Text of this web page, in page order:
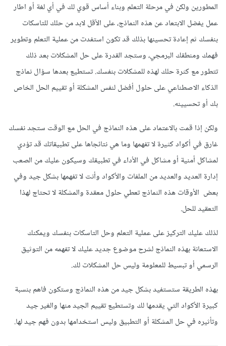
المطورين ولكن في مرحلة التعلم وبناء أساس قوي لك في أي لغة أو اطار
عمل يفضل الابتعاد عن هذه النماذج، على الأقل لابد من حلك للتاسكات
بنفسك ثم إعادة تحسينها بذلك قد تكون استفدت من عملية التعلم وتطوير
فهمك ومنطقك البرمجي، وستجد القدرة على حل المشكلات بعد ذلك
تتطور مع كثرة حلك لهذه للمشكلات بنفسك. تستطيع بعدها سؤال نماذج
الذكاء الاصطناعي على حلول أفضل لنفس المشكلة أو تقييم الحل الخاص
بك أو تحسيينه.
ولكن إذا قمت بالاعتماد على هذه النماذج في الحل مع الوقت ستجد نفسك
غارق في أكواد كثيرة لا تفهمها وما هي نتائجاها على تطبيقاتك قد تؤدي
لمشاكل أمنية أو مشاكل في الأداء في تطبيقك وسيكون عليك من الصعب
إدارة العديد والعديد من الملفات والأكواد وأنت لا تفهمها بشكل جيد وفي
بعض الأوقات هذه النماذج تعطي حلول معقدة والمشكلة لا تحتاج لهذا
التعقيد للحل.
لذلك عليك التركيز على عملية التعلم وحل التاسكات بنفسك ويمكنك
الاستعانة بهذه النماذج لشرح موضوع جديد عليك لا تفهمه من التوثيق
الرسمي أو تبسيط للمعلومة وليس حل المشكلات لك.
بهذه الطريقة ستستفيد بشكل جيد من هذه النماذج وستكون فاهم بنسبة
كبيرة الأكواد التي يقدمها لك وتستطيع تقييم الجيد منها والغير جيد
وتأثيره في حل المشكلة أو التطبيق وليس استخدامها بدون فهم جيد لها.